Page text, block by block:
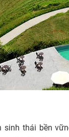
sinh thái bền